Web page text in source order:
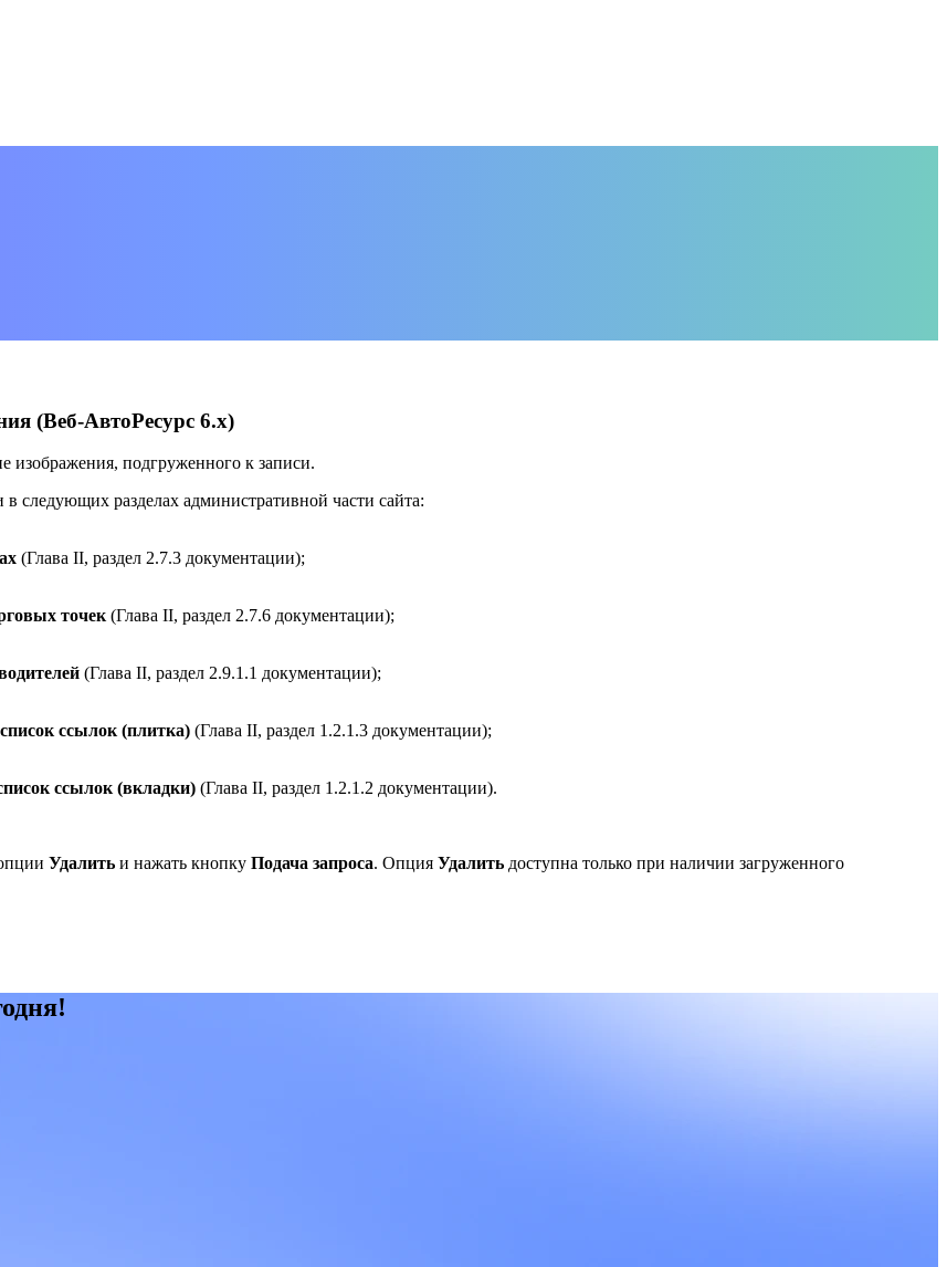
(Веб-АвтоРесурс 6.х)
изображения, подгруженного к записи.
в следующих разделах административной части сайта:
(Глава II, раздел 2.7.3 документации);
точек(Глава II, раздел 2.7.6 документации);
(Глава II, раздел 2.9.1.1 документации);
ссылок (плитка) (Глава II, раздел 1.2.1.3 документации);
ссылок (вкладки) (Глава II, раздел 1.2.1.2 документации).
Удалить и нажать кнопку Подача запроса. Опция Удалить доступна только при наличии загруженного